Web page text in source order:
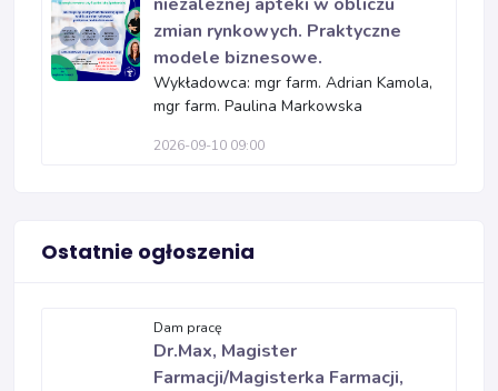
zmian rynkowych. Praktyczne
modele biznesowe.
Wykładowca: mgr farm. Adrian Kamola,
mgr farm. Paulina Markowska
2026-09-10 09:00
Ostatnie ogłoszenia
Dam pracę
Dr.Max, Magister
Farmacji/Magisterka Farmacji,